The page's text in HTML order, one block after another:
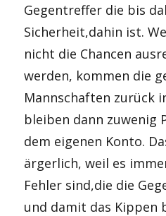
Gegentreffer die bis
Sicherheit,dahin ist.
nicht die Chancen
werden, kommen die
Mannschaften zurück
bleiben dann zuwenig
dem eigenen Konto.
ärgerlich, weil es
Fehler sind,die die
und damit das Kippen